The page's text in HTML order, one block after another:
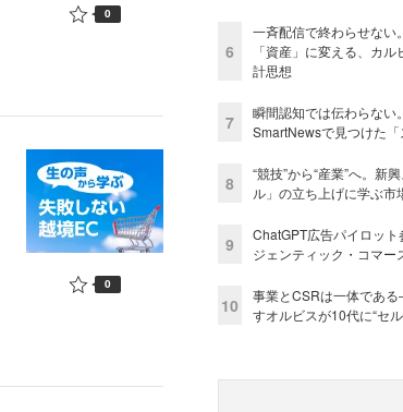
0
0
6
一斉配信で終わらせない
「資産」に変える、カ
計思想
7
瞬間認知では伝わらない
SmartNewsで見つけた「
8
“競技”から“産業”へ。新
ル」の立ち上げに学ぶ市
9
ChatGPT広告パイロッ
ジェンティック・コマ
10
事業とCSRは一体であ
すオルビスが10代に“セ